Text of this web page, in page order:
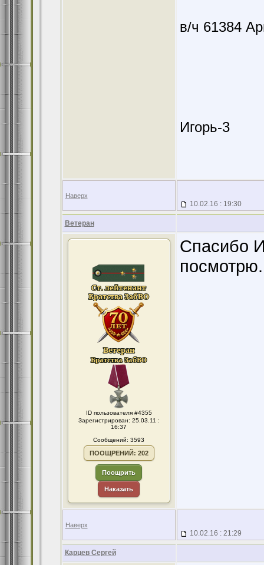
в/ч 61384
Игорь-3
Наверх
10.02.16 : 19:30
Ветеран
ID пользователя #4355
Зарегистрирован: 25.03.11 :
16:37
Сообщений: 3593
ПООЩРЕНИЙ: 202
Поощрить
Наказать
Спасибо
посмотрю.
Наверх
10.02.16 : 21:29
Карцев Сергей